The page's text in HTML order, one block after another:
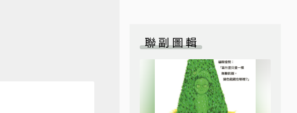
聯副圖輯